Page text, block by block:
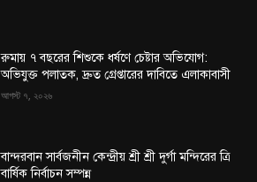
রুমায় ৭ বছরের শিশুকে ধর্ষণে চেষ্টার অভিযোগ:
অভিযুক্ত পলাতক, দ্রুত গ্রেপ্তারের দাবিতে এলাকাবাসী
আগস্ট ৭, ২০২৬
বান্দরবান সার্বজনীন কেন্দ্রীয় শ্রী শ্রী দুর্গা মন্দিরের ত্রি
বার্ষিক নির্বাচন সম্পন্ন